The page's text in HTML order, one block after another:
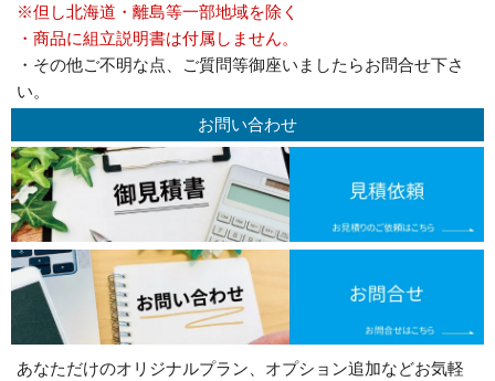
※但し北海道・離島等一部地域を除く
・商品に組立説明書は付属しません。
・その他ご不明な点、ご質問等御座いましたらお問合せ下さ
い。
お問い合わせ
あなただけのオリジナルプラン、オプション追加などお気軽